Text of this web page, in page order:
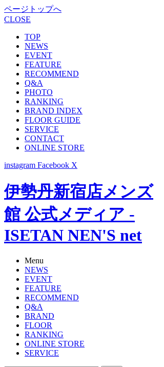
ページトップへ
CLOSE
TOP
NEWS
EVENT
FEATURE
RECOMMEND
Q&A
PHOTO
RANKING
BRAND INDEX
FLOOR GUIDE
SERVICE
CONTACT
ONLINE STORE
instagram Facebook X
伊勢丹新宿店メンズ
館 公式メディア -
ISETAN NEN'S net
Menu
NEWS
EVENT
FEATURE
RECOMMEND
Q&A
BRAND
FLOOR
RANKING
ONLINE STORE
SERVICE